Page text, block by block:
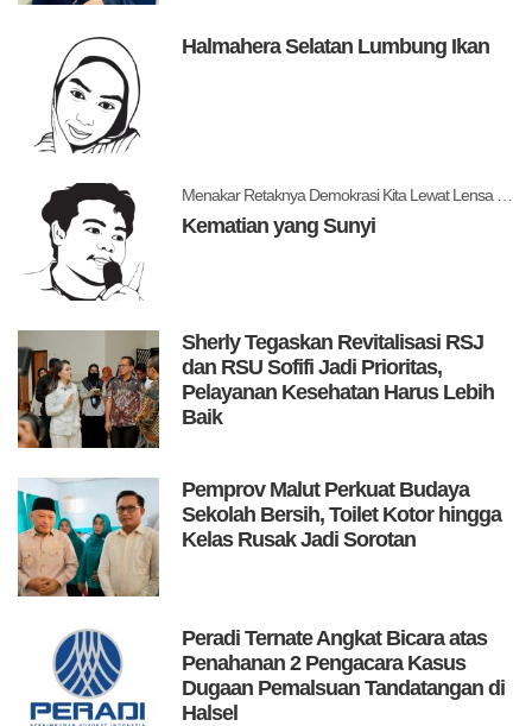
Halmahera Selatan Lumbung Ikan
Kematian yang Sunyi
Sherly Tegaskan Revitalisasi RSJ
dan RSU Sofifi Jadi Prioritas,
Pelayanan Kesehatan Harus Lebih
Baik
Pemprov Malut Perkuat Budaya
Sekolah Bersih, Toilet Kotor hingga
Kelas Rusak Jadi Sorotan
Peradi Ternate Angkat Bicara atas
Penahanan 2 Pengacara Kasus
Dugaan Pemalsuan Tandatangan di
Halsel